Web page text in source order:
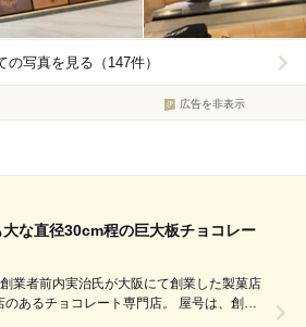
の写真を見る（147件）
広告を非表示
な直径30cm程の巨大板チョコレー
ョコレート専門店。 屋号は、創業